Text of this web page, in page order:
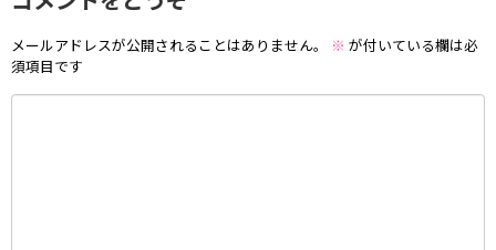
メールアドレスが公開されることはありません。 ※ が付いている欄は必
須項目です